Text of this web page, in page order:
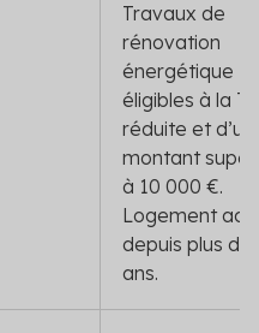
Travaux de
rénovation
énergétique
éligibles à la
réduite et d’un
montant
à 10 000 €.
Logement
depuis plus de
ans.